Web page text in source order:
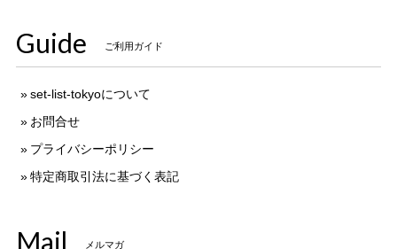
Guide ご利用ガイド
set-list-tokyoについて
お問合せ
プライバシーポリシー
特定商取引法に基づく表記
Mail メルマガ